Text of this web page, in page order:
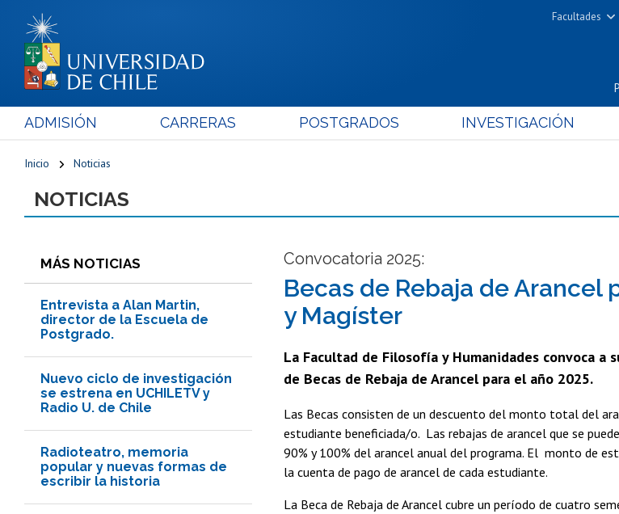
Facultades
Cs.
Cs.
ADMISIÓN CARRERAS POSTGRADOS INVESTIGACIÓN
Inicio Noticias
NOTICIAS
MÁS NOTICIAS
Entrevista a Alan Martin,
director de la Escuela de
Postgrado.
Nuevo ciclo de investigación
se estrena en UCHILETV y
Radio U. de Chile
Radioteatro, memoria
popular y nuevas formas de
escribir la historia
Convocatoria 2025:
Becas de Rebaja de
y Magíster
La Facultad de Filosofía y Humanidades convoca
de Becas de Rebaja de Arancel para el año 2025.
Las Becas consisten de un descuento del monto total del
estudiante beneficiada/o. Las rebajas de arancel que se
90% y 100% del arancel anual del programa. El monto de
la cuenta de pago de arancel de cada estudiante.
La Beca de Rebaja de Arancel cubre un período de cuatro